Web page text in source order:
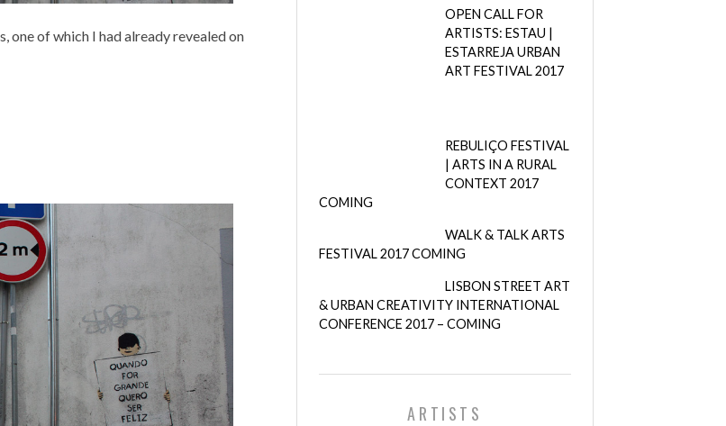
one of which I had already revealed on
OPEN CALL FOR
ARTISTS: ESTAU |
ESTARREJA URBAN
ART FESTIVAL 2017
REBULIÇO FESTIVAL
| ARTS IN A RURAL
CONTEXT 2017
COMING
WALK & TALK ARTS
FESTIVAL 2017 COMING
LISBON STREET ART
& URBAN CREATIVITY INTERNATIONAL
CONFERENCE 2017 – COMING
ARTISTS